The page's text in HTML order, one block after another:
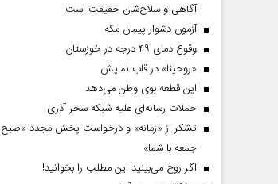
آگاهی و سلاح‌شان حقیقت است
آزمون دشوار پیمان مکه
وقوع دمای ۴۹ درجه در خوزستان
«روحینا» در قاب نمایش
این قطعه بوی وطن می‌دهد
حملات رسانه‌ای علیه شبکه سحر آذری
تشکر از «زمانه» و درخواست پخش مجدد «صبح
جمعه با شما»
اگر روح می‌بینید این مطلب را بخوانید!